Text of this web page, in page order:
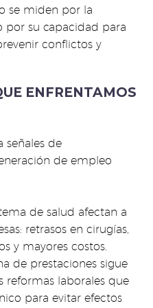
se miden por la
por su capacidad para
conflictos y
ENFRENTAMOS
señales de
de empleo
de salud afectan a
retrasos en cirugías,
y mayores costos.
de prestaciones sigue
reformas laborales que
para evitar efectos